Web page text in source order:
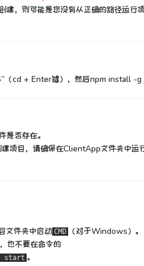
，则可能是您没有从正确的路径运行项
（cd + Enter键），然后npm install -g
否存在。
目，请确保在ClientApp文件夹中运行
文件夹中启动 CMD （对于Windows） 。
，也不要在命令的
start 。